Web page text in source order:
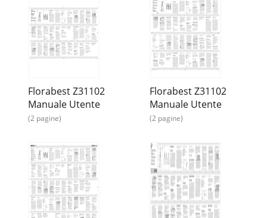
Florabest Z31102
Manuale Utente
(2 pagine)
Florabest Z31102
Manuale Utente
(2 pagine)